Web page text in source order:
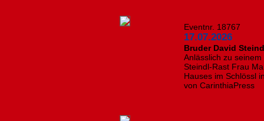
Eventnr. 18767
17.07.2026
Bruder David
Anlässlich zu
Steindl-Rast Frau
Hauses im Schlössl
von CarinthiaPress